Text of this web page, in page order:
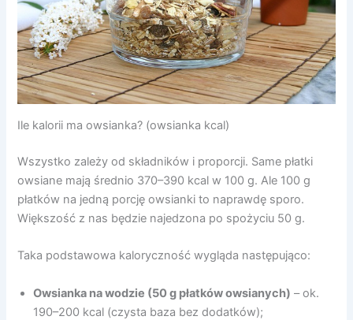
Ile kalorii ma owsianka? (owsianka kcal)
Wszystko zależy od składników i proporcji. Same płatki
owsiane mają średnio 370–390 kcal w 100 g. Ale 100 g
płatków na jedną porcję owsianki to naprawdę sporo.
Większość z nas będzie najedzona po spożyciu 50 g.
Taka podstawowa kaloryczność wygląda następująco:
Owsianka na wodzie (50 g płatków owsianych) – ok.
190–200 kcal (czysta baza bez dodatków);